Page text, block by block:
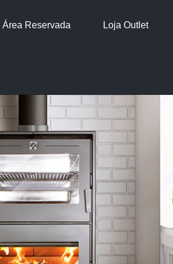
Área Reservada Loja Outlet